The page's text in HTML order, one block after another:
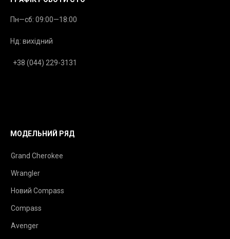
Пн—сб: 09:00—18:00
Нд: вихідний
+38 (044) 229-3131
МОДЕЛЬНИЙ РЯД
Grand Cherokee
Wrangler
Новий Compass
Compass
Avenger